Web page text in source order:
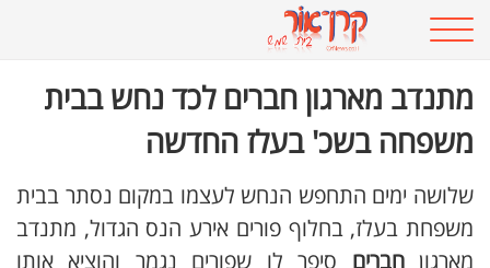
מתנדב מארגון חברים לכד נחש בבית
משפחה בשכ' בעלז החדשה
שלושה ימים התחפש הנחש לעצמו במקום נסתר בבית
משפחת בעלז, בחלוף פורים אירע הנס הגדול, מתנדב
מארגוןחברים סיפר לו שפורים נגמר והוציא אותו